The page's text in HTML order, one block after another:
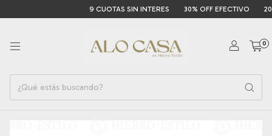
9 CUOTAS SIN INTERES 30% OFF EFECTIVO
0